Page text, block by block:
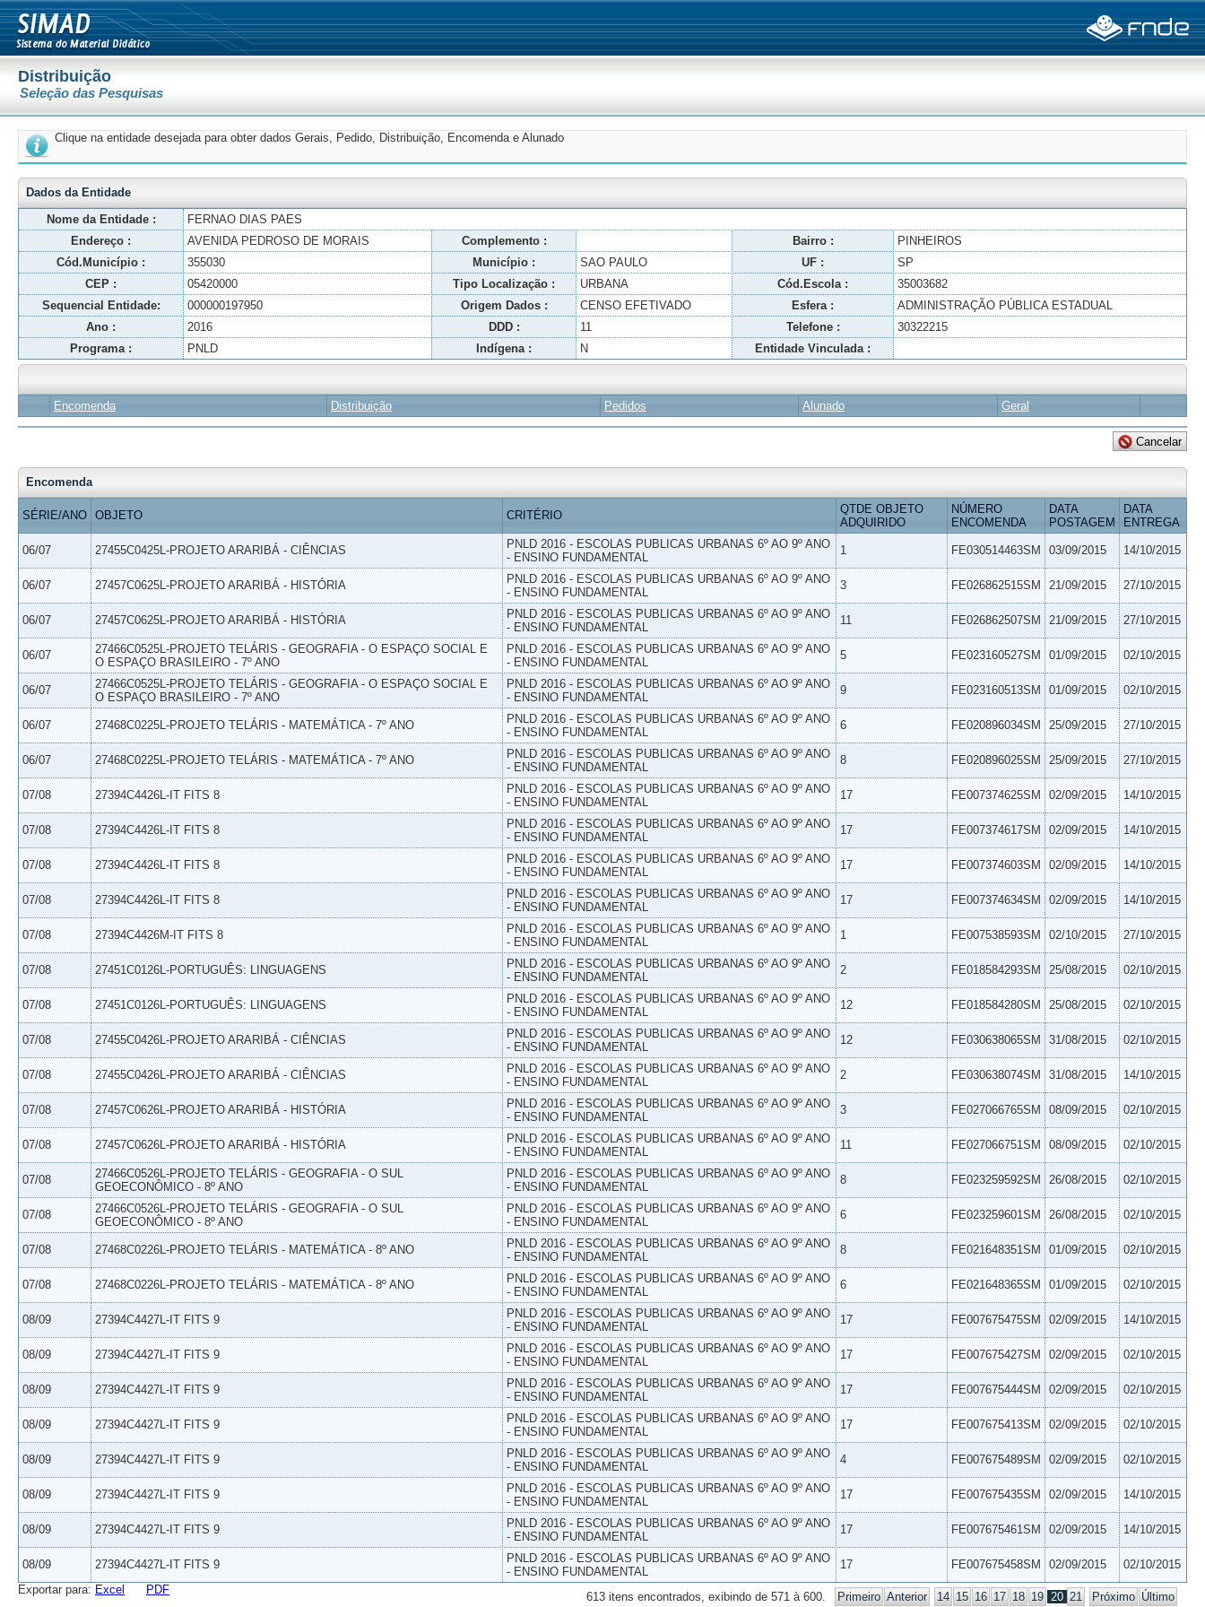
Distribuição
Seleção das Pesquisas
Clique na entidade desejada para obter dados Gerais, Pedido, Distribuição, Encomenda e Alunado
Dados da Entidade
Nome da Entidade :
FERNAO DIAS PAES
Endereço :
AVENIDA PEDROSO DE MORAIS Complemento : Bairro :
PINHEIROS
Cód.Município :
355030 Município : SAO PAULO UF :
SP
CEP :
05420000 Tipo Localização : URBANA Cód.Escola :
35003682
Sequencial Entidade:
000000197950 Origem Dados : CENSO EFETIVADO Esfera :
ADMINISTRAÇÃO PÚBLICA ESTADUAL
Ano :
2016 DDD : 11 Telefone :
30322215
Programa :
PNLD Indígena : N Entidade Vinculada :
Encomenda Distribuição Pedidos Alunado Geral
Encomenda
SÉRIE/ANO OBJETO CRITÉRIO
QTDE OBJETO
ADQUIRIDO
NÚMERO
ENCOMENDA
DATA
POSTAGEM
DATA
ENTREGA
06/07 27455C0425L-PROJETO ARARIBÁ - CIÊNCIAS
PNLD 2016 - ESCOLAS PUBLICAS URBANAS 6º AO 9º ANO
- ENSINO FUNDAMENTAL
1 FE030514463SM 03/09/2015 14/10/2015
06/07 27457C0625L-PROJETO ARARIBÁ - HISTÓRIA
PNLD 2016 - ESCOLAS PUBLICAS URBANAS 6º AO 9º ANO
- ENSINO FUNDAMENTAL
3 FE026862515SM 21/09/2015 27/10/2015
06/07 27457C0625L-PROJETO ARARIBÁ - HISTÓRIA
PNLD 2016 - ESCOLAS PUBLICAS URBANAS 6º AO 9º ANO
- ENSINO FUNDAMENTAL
11 FE026862507SM 21/09/2015 27/10/2015
06/07
27466C0525L-PROJETO TELÁRIS - GEOGRAFIA - O ESPAÇO SOCIAL E
O ESPAÇO BRASILEIRO - 7º ANO
PNLD 2016 - ESCOLAS PUBLICAS URBANAS 6º AO 9º ANO
- ENSINO FUNDAMENTAL
5 FE023160527SM 01/09/2015 02/10/2015
06/07
27466C0525L-PROJETO TELÁRIS - GEOGRAFIA - O ESPAÇO SOCIAL E
O ESPAÇO BRASILEIRO - 7º ANO
PNLD 2016 - ESCOLAS PUBLICAS URBANAS 6º AO 9º ANO
- ENSINO FUNDAMENTAL
9 FE023160513SM 01/09/2015 02/10/2015
06/07 27468C0225L-PROJETO TELÁRIS - MATEMÁTICA - 7º ANO
PNLD 2016 - ESCOLAS PUBLICAS URBANAS 6º AO 9º ANO
- ENSINO FUNDAMENTAL
6 FE020896034SM 25/09/2015 27/10/2015
06/07 27468C0225L-PROJETO TELÁRIS - MATEMÁTICA - 7º ANO
PNLD 2016 - ESCOLAS PUBLICAS URBANAS 6º AO 9º ANO
- ENSINO FUNDAMENTAL
8 FE020896025SM 25/09/2015 27/10/2015
07/08 27394C4426L-IT FITS 8
PNLD 2016 - ESCOLAS PUBLICAS URBANAS 6º AO 9º ANO
- ENSINO FUNDAMENTAL
17 FE007374625SM 02/09/2015 14/10/2015
07/08 27394C4426L-IT FITS 8
PNLD 2016 - ESCOLAS PUBLICAS URBANAS 6º AO 9º ANO
- ENSINO FUNDAMENTAL
17 FE007374617SM 02/09/2015 14/10/2015
07/08 27394C4426L-IT FITS 8
PNLD 2016 - ESCOLAS PUBLICAS URBANAS 6º AO 9º ANO
- ENSINO FUNDAMENTAL
17 FE007374603SM 02/09/2015 14/10/2015
07/08 27394C4426L-IT FITS 8
PNLD 2016 - ESCOLAS PUBLICAS URBANAS 6º AO 9º ANO
- ENSINO FUNDAMENTAL
17 FE007374634SM 02/09/2015 14/10/2015
07/08 27394C4426M-IT FITS 8
PNLD 2016 - ESCOLAS PUBLICAS URBANAS 6º AO 9º ANO
- ENSINO FUNDAMENTAL
1 FE007538593SM 02/10/2015 27/10/2015
07/08 27451C0126L-PORTUGUÊS: LINGUAGENS
PNLD 2016 - ESCOLAS PUBLICAS URBANAS 6º AO 9º ANO
- ENSINO FUNDAMENTAL
2 FE018584293SM 25/08/2015 02/10/2015
07/08 27451C0126L-PORTUGUÊS: LINGUAGENS
PNLD 2016 - ESCOLAS PUBLICAS URBANAS 6º AO 9º ANO
- ENSINO FUNDAMENTAL
12 FE018584280SM 25/08/2015 02/10/2015
07/08 27455C0426L-PROJETO ARARIBÁ - CIÊNCIAS
PNLD 2016 - ESCOLAS PUBLICAS URBANAS 6º AO 9º ANO
- ENSINO FUNDAMENTAL
12 FE030638065SM 31/08/2015 02/10/2015
07/08 27455C0426L-PROJETO ARARIBÁ - CIÊNCIAS
PNLD 2016 - ESCOLAS PUBLICAS URBANAS 6º AO 9º ANO
- ENSINO FUNDAMENTAL
2 FE030638074SM 31/08/2015 14/10/2015
07/08 27457C0626L-PROJETO ARARIBÁ - HISTÓRIA
PNLD 2016 - ESCOLAS PUBLICAS URBANAS 6º AO 9º ANO
- ENSINO FUNDAMENTAL
3 FE027066765SM 08/09/2015 02/10/2015
07/08 27457C0626L-PROJETO ARARIBÁ - HISTÓRIA
PNLD 2016 - ESCOLAS PUBLICAS URBANAS 6º AO 9º ANO
- ENSINO FUNDAMENTAL
11 FE027066751SM 08/09/2015 02/10/2015
07/08
27466C0526L-PROJETO TELÁRIS - GEOGRAFIA - O SUL
GEOECONÔMICO - 8º ANO
PNLD 2016 - ESCOLAS PUBLICAS URBANAS 6º AO 9º ANO
- ENSINO FUNDAMENTAL
8 FE023259592SM 26/08/2015 02/10/2015
07/08
27466C0526L-PROJETO TELÁRIS - GEOGRAFIA - O SUL
GEOECONÔMICO - 8º ANO
PNLD 2016 - ESCOLAS PUBLICAS URBANAS 6º AO 9º ANO
- ENSINO FUNDAMENTAL
6 FE023259601SM 26/08/2015 02/10/2015
07/08 27468C0226L-PROJETO TELÁRIS - MATEMÁTICA - 8º ANO
PNLD 2016 - ESCOLAS PUBLICAS URBANAS 6º AO 9º ANO
- ENSINO FUNDAMENTAL
8 FE021648351SM 01/09/2015 02/10/2015
07/08 27468C0226L-PROJETO TELÁRIS - MATEMÁTICA - 8º ANO
PNLD 2016 - ESCOLAS PUBLICAS URBANAS 6º AO 9º ANO
- ENSINO FUNDAMENTAL
6 FE021648365SM 01/09/2015 02/10/2015
08/09 27394C4427L-IT FITS 9
PNLD 2016 - ESCOLAS PUBLICAS URBANAS 6º AO 9º ANO
- ENSINO FUNDAMENTAL
17 FE007675475SM 02/09/2015 14/10/2015
08/09 27394C4427L-IT FITS 9
PNLD 2016 - ESCOLAS PUBLICAS URBANAS 6º AO 9º ANO
- ENSINO FUNDAMENTAL
17 FE007675427SM 02/09/2015 02/10/2015
08/09 27394C4427L-IT FITS 9
PNLD 2016 - ESCOLAS PUBLICAS URBANAS 6º AO 9º ANO
- ENSINO FUNDAMENTAL
17 FE007675444SM 02/09/2015 02/10/2015
08/09 27394C4427L-IT FITS 9
PNLD 2016 - ESCOLAS PUBLICAS URBANAS 6º AO 9º ANO
- ENSINO FUNDAMENTAL
17 FE007675413SM 02/09/2015 02/10/2015
08/09 27394C4427L-IT FITS 9
PNLD 2016 - ESCOLAS PUBLICAS URBANAS 6º AO 9º ANO
- ENSINO FUNDAMENTAL
4 FE007675489SM 02/09/2015 02/10/2015
08/09 27394C4427L-IT FITS 9
PNLD 2016 - ESCOLAS PUBLICAS URBANAS 6º AO 9º ANO
- ENSINO FUNDAMENTAL
17 FE007675435SM 02/09/2015 14/10/2015
08/09 27394C4427L-IT FITS 9
PNLD 2016 - ESCOLAS PUBLICAS URBANAS 6º AO 9º ANO
- ENSINO FUNDAMENTAL
17 FE007675461SM 02/09/2015 14/10/2015
08/09 27394C4427L-IT FITS 9
PNLD 2016 - ESCOLAS PUBLICAS URBANAS 6º AO 9º ANO
- ENSINO FUNDAMENTAL
17 FE007675458SM 02/09/2015 02/10/2015
613 itens encontrados, exibindo de 571 à 600. Primeiro Anterior 14 15 16 17 18 19 20 21 Próximo Último
Exportar para: Excel PDF